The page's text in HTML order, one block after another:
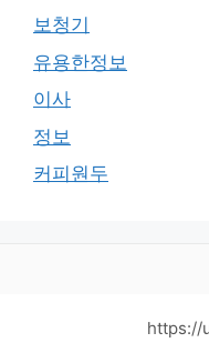
보청기
유용한정보
이사
정보
커피원두
https://